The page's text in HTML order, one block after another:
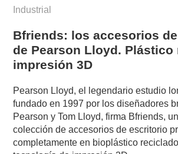
Industrial
Bfriends: los accesorios
de Pearson Lloyd. Plástico
impresión 3D
Pearson Lloyd, el legendario estudio
fundado en 1997 por los diseñadores
Pearson y Tom Lloyd, firma Bfriends,
colección de accesorios de escritorio
completamente en bioplástico